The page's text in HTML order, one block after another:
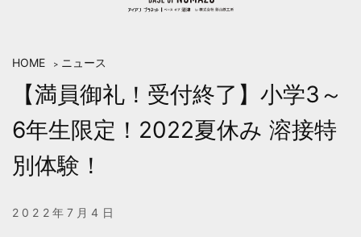
HOME > ニュース
【満員御礼！受付終了】小学3～
6年生限定！2022夏休み 溶接特
別体験！
2022年7月4日